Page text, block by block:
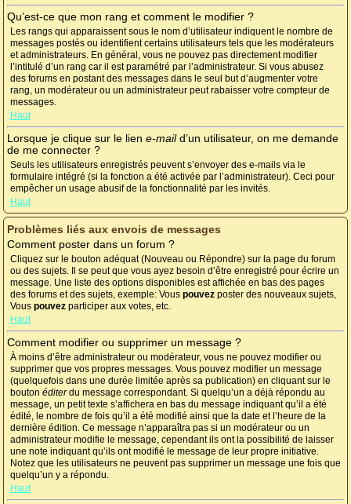
Qu’est-ce que mon rang et comment le modifier ?
Les rangs qui apparaissent sous le nom d’utilisateur indiquent le nombre de
messages postés ou identifient certains utilisateurs tels que les modérateurs
et administrateurs. En général, vous ne pouvez pas directement modifier
l’intitulé d’un rang car il est paramétré par l’administrateur. Si vous abusez
des forums en postant des messages dans le seul but d’augmenter votre
rang, un modérateur ou un administrateur peut rabaisser votre compteur de
messages.
Haut
Lorsque je clique sur le lien e-maild’un utilisateur, on me demande
de me connecter ?
Seuls les utilisateurs enregistrés peuvent s’envoyer des e-mails via le
formulaire intégré (si la fonction a été activée par l’administrateur). Ceci pour
empêcher un usage abusif de la fonctionnalité par les invités.
Haut
Problèmes liés aux envois de messages
Comment poster dans un forum ?
Cliquez sur le bouton adéquat (Nouveau ou Répondre) sur la page du forum
ou des sujets. Il se peut que vous ayez besoin d’être enregistré pour écrire un
message. Une liste des options disponibles est affichée en bas des pages
des forums et des sujets, exemple: Vous pouvez poster des nouveaux sujets,
Vous pouvez participer aux votes, etc.
Haut
Comment modifier ou supprimer un message ?
À moins d’être administrateur ou modérateur, vous ne pouvez modifier ou
supprimer que vos propres messages. Vous pouvez modifier un message
(quelquefois dans une durée limitée après sa publication) en cliquant sur le
bouton éditerdu message correspondant. Si quelqu’un a déjà répondu au
message, un petit texte s’affichera en bas du message indiquant qu’il a été
édité, le nombre de fois qu’il a été modifié ainsi que la date et l’heure de la
dernière édition. Ce message n’apparaîtra pas si un modérateur ou un
administrateur modifie le message, cependant ils ont la possibilité de laisser
une note indiquant qu’ils ont modifié le message de leur propre initiative.
Notez que les utilisateurs ne peuvent pas supprimer un message une fois que
quelqu’un y a répondu.
Haut